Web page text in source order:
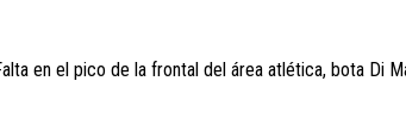
en el pico de la frontal del área atlética, bota Di